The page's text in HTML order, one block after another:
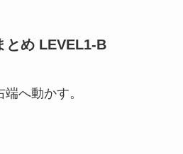
とめ LEVEL1-B
へ動かす。